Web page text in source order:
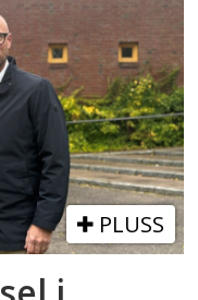
PLUSS